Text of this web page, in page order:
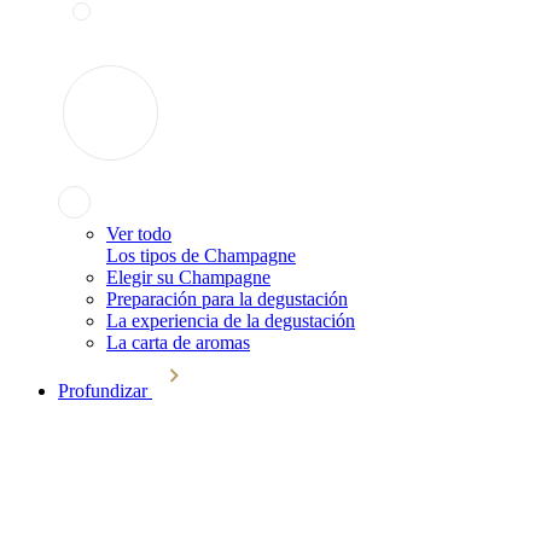
Ver todo
Los tipos de Champagne
Elegir su Champagne
Preparación para la degustación
La experiencia de la degustación
La carta de aromas
Profundizar